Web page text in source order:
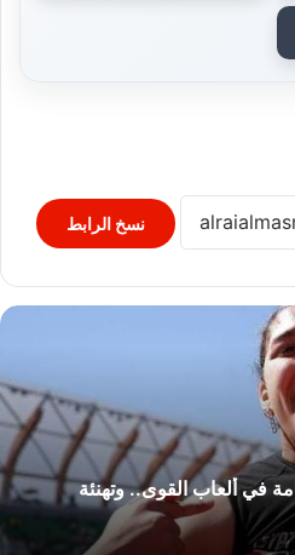
نسخ الرابط
في ألعاب القوى.. وتهنئة